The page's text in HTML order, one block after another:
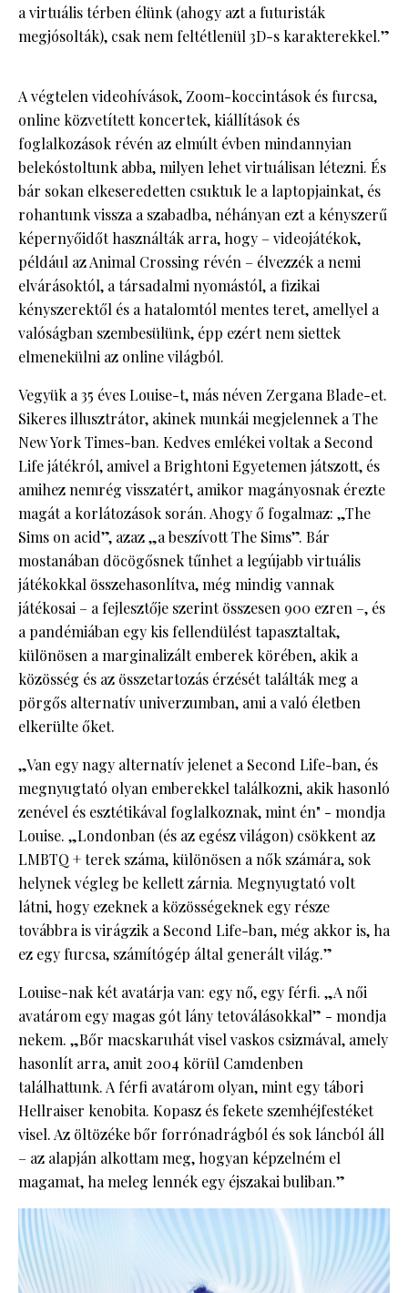
a virtuális térben élünk (ahogy azt a futuristák
megjósolták), csak nem feltétlenül 3D-s karakterekkel.”
A végtelen videohívások, Zoom-koccintások és furcsa,
online közvetített koncertek, kiállítások és
foglalkozások révén az elmúlt évben mindannyian
belekóstoltunk abba, milyen lehet virtuálisan létezni. És
bár sokan elkeseredetten csuktuk le a laptopjainkat, és
rohantunk vissza a szabadba, néhányan ezt a kényszerű
képernyőidőt használták arra, hogy – videojátékok,
például az Animal Crossing révén – élvezzék a nemi
elvárásoktól, a társadalmi nyomástól, a fizikai
kényszerektől és a hatalomtól mentes teret, amellyel a
valóságban szembesülünk, épp ezért nem siettek
elmenekülni az online világból.
Vegyük a 35 éves Louise-t, más néven Zergana Blade-et.
Sikeres illusztrátor, akinek munkái megjelennek a The
New York Times-ban. Kedves emlékei voltak a Second
Life játékról, amivel a Brightoni Egyetemen játszott, és
amihez nemrég visszatért, amikor magányosnak érezte
magát a korlátozások során. Ahogy ő fogalmaz: „The
Sims on acid”, azaz „a beszívott The Sims”. Bár
mostanában döcögősnek tűnhet a legújabb virtuális
játékokkal összehasonlítva, még mindig vannak
játékosai – a fejlesztője szerint összesen 900 ezren –, és
a pandémiában egy kis fellendülést tapasztaltak,
különösen a marginalizált emberek körében, akik a
közösség és az összetartozás érzését találták meg a
pörgős alternatív univerzumban, ami a való életben
elkerülte őket.
„Van egy nagy alternatív jelenet a Second Life-ban, és
megnyugtató olyan emberekkel találkozni, akik hasonló
zenével és esztétikával foglalkoznak, mint én" - mondja
Louise. „Londonban (és az egész világon) csökkent az
LMBTQ + terek száma, különösen a nők számára, sok
helynek végleg be kellett zárnia. Megnyugtató volt
látni, hogy ezeknek a közösségeknek egy része
továbbra is virágzik a Second Life-ban, még akkor is, ha
ez egy furcsa, számítógép által generált világ.”
Louise-nak két avatárja van: egy nő, egy férfi. „A női
avatárom egy magas gót lány tetoválásokkal” - mondja
nekem. „Bőr macskaruhát visel vaskos csizmával, amely
hasonlít arra, amit 2004 körül Camdenben
találhattunk. A férfi avatárom olyan, mint egy tábori
Hellraiser kenobita. Kopasz és fekete szemhéjfestéket
visel. Az öltözéke bőr forrónadrágból és sok láncból áll
– az alapján alkottam meg, hogyan képzelném el
magamat, ha meleg lennék egy éjszakai buliban.”